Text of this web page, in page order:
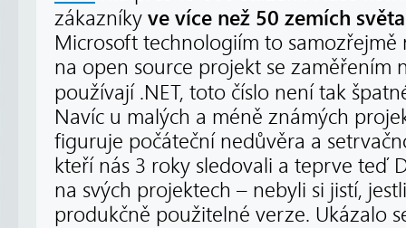
zákazníky ve více než 50 zemích světa
Microsoft technologiím to samozřejmě
na open source projekt se zaměřením
používají .NET, toto číslo není tak
Navíc u malých a méně známých
figuruje počáteční nedůvěra a
kteří nás 3 roky sledovali a teprve teď
na svých projektech – nebyli si jistí,
produkčně použitelné verze. Ukázalo